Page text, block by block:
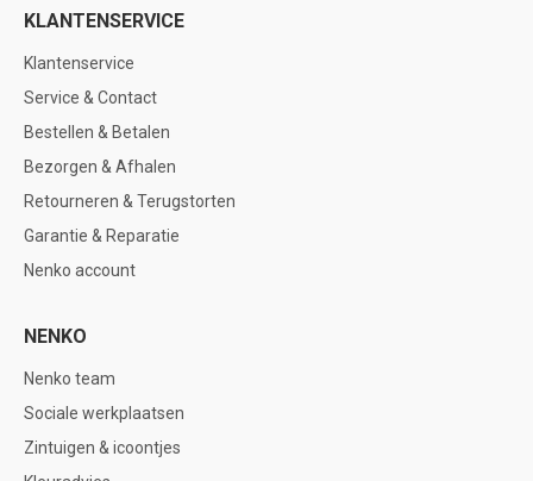
KLANTENSERVICE
Klantenservice
Service & Contact
Bestellen & Betalen
Bezorgen & Afhalen
Retourneren & Terugstorten
Garantie & Reparatie
Nenko account
NENKO
Nenko team
Sociale werkplaatsen
Zintuigen & icoontjes